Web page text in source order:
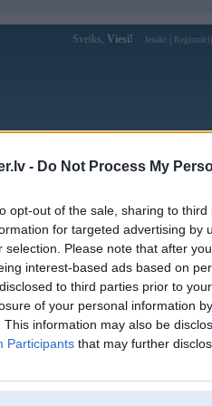
- Do Not Process My
opt-out of the sale, sharing to
for targeted advertising by
selection. Please note that after
interest-based ads based on
to third parties prior to
of your personal information
This information may also be
Participants that may further
Sveiks, Viesi! Ienākt
Forums Galerijas
Lietotāja
Lietotājvārds:
Intereses:
Ziņojumi forumā:
[Pēdējie